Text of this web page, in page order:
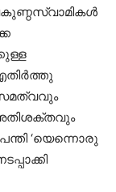
‘യെന്നൊരു